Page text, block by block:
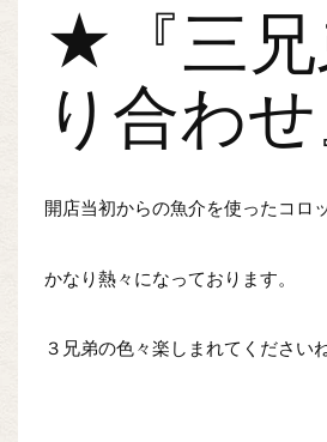
★『三兄
り合わせ
開店当初からの魚介を使ったコロ
かなり熱々になっております。
３兄弟の色々楽しまれてくださいね